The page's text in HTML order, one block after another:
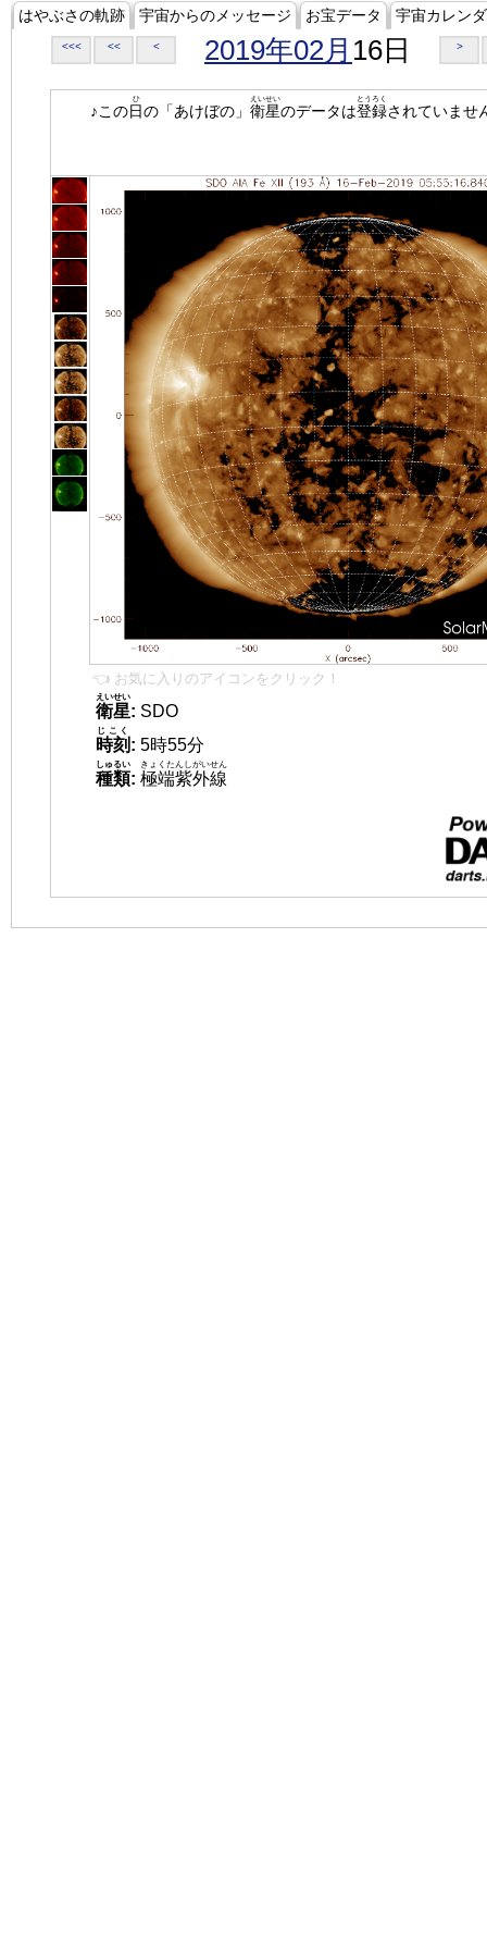
はやぶさの軌跡 宇宙からのメッセージ お宝データ 宇宙カレン
<<< << < 2019年02月 16日 >
♪この日
ひ
の「あけぼの」 衛星
えいせい
のデータは登録
とうろく
されていませ
👈 お気に入りのアイコンをクリック！
衛星
えいせい
: SDO
時刻
じこく
: 5時55分
種類
しゅるい
: 極端紫外線
きょくたんしがいせん